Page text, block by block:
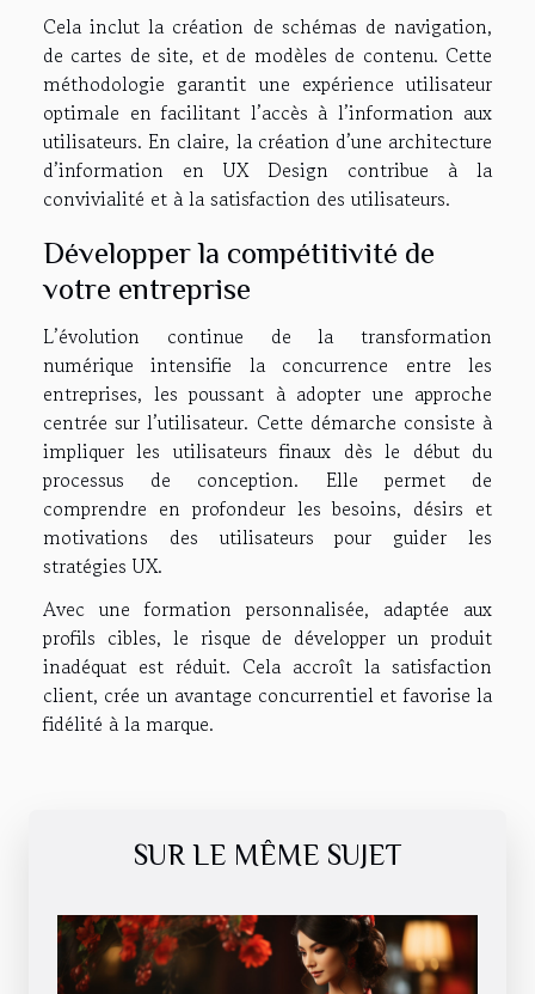
Cela inclut la création de schémas de navigation,
de cartes de site, et de modèles de contenu. Cette
méthodologie garantit une expérience utilisateur
optimale en facilitant l’accès à l’information aux
utilisateurs. En claire, la création d’une architecture
d’information en UX Design contribue à la
convivialité et à la satisfaction des utilisateurs.
Développer la compétitivité de
votre entreprise
L’évolution continue de la transformation
numérique intensifie la concurrence entre les
entreprises, les poussant à adopter une approche
centrée sur l’utilisateur. Cette démarche consiste à
impliquer les utilisateurs finaux dès le début du
processus de conception. Elle permet de
comprendre en profondeur les besoins, désirs et
motivations des utilisateurs pour guider les
stratégies UX.
Avec une formation personnalisée, adaptée aux
profils cibles, le risque de développer un produit
inadéquat est réduit. Cela accroît la satisfaction
client, crée un avantage concurrentiel et favorise la
fidélité à la marque.
SUR LE MÊME SUJET